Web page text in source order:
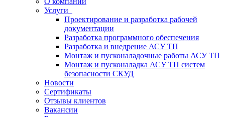
Услуги
Проектирование и разработка рабочей
документации
Разработка программного обеспечения
Разработка и внедрение АСУ ТП
Монтаж и пусконаладочные работы АСУ ТП
Монтаж и пусконаладка АСУ ТП систем
безопасности СКУД
Новости
Сертификаты
Отзывы клиентов
Вакансии